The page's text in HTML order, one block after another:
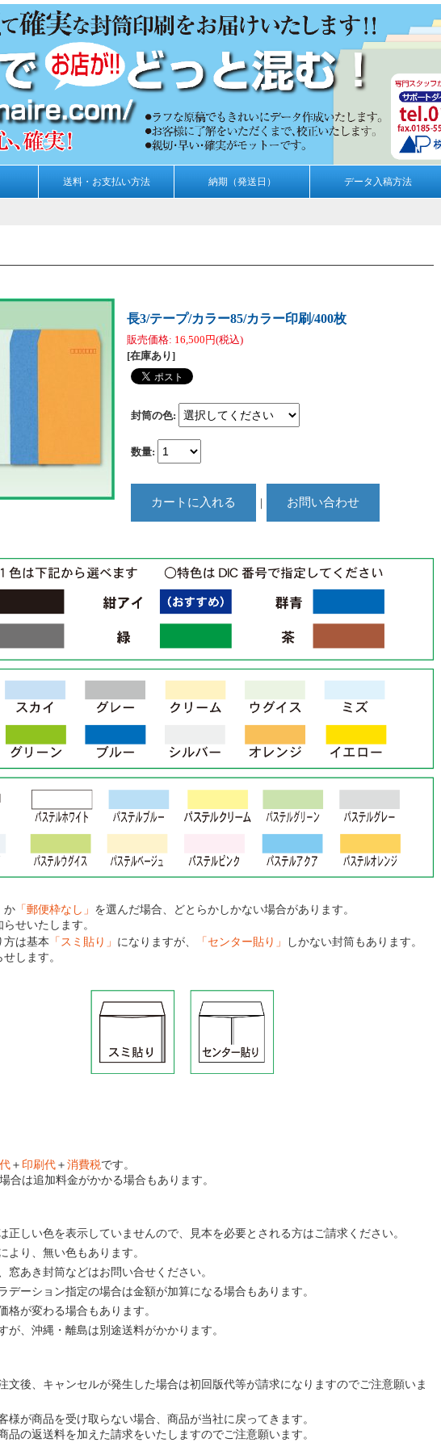
送料・お支払い方法 納期（発送日） データ入稿方法
長3/テープ/カラー85/カラー印刷/400枚
販売価格: 16,500円(税込)
[在庫あり]
封筒の色:
数量:
｜
か 「郵便枠なし」 を選んだ場合、どとらかしかない場合があります。
せいたします。
方は基本 「スミ貼り」 になりますが、 「センター貼り」
しかない封筒もあります。
します。
＋ 印刷代 ＋ 消費税です。
合は追加料金がかかる場合もあります。
正しい色を表示していませんので、見本を必要とされる方はご請求ください。
より、無い色もあります。
窓あき封筒などはお問い合せください。
デーション指定の場合は金額が加算になる場合もあります。
格が変わる場合もあります。
が、沖縄・離島は別途送料がかかります。
文後、キャンセルが発生した場合は初回版代等が請求になりますのでご注意願いま
様が商品を受け取らない場合、商品が当社に戻ってきます。
品の返送料を加えた請求をいたしますのでご注意願います。